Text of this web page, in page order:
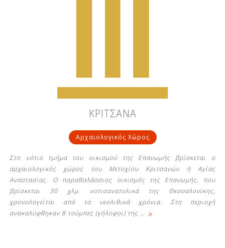
ΚΡΙΤΣΑΝΑ
Αρχαιολογικός Χώρος
Στο νότιο τμήμα του οικισμού της Επανωμής βρίσκεται ο
αρχαιολογικός χώρος του Μετοχίου Κριτσανών ή Αγίας
Αναστασίας. Ο παραθαλάσσιος οικισμός της Επανωμής, που
βρίσκεται 30 χλμ. νοτιοανατολικά της Θεσσαλονίκης,
χρονολογείται από τα νεολιθικά χρόνια. Στη περιοχή
ανακαλύφθηκαν 8 τούμπες (γήλοφοι) της … »